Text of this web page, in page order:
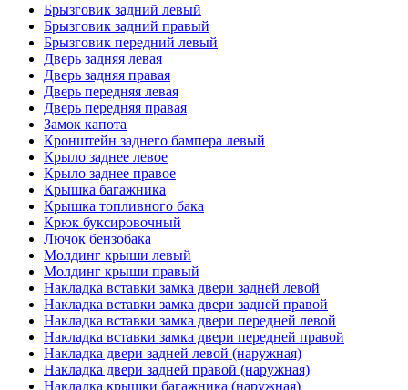
Брызговик задний левый
Брызговик задний правый
Брызговик передний левый
Дверь задняя левая
Дверь задняя правая
Дверь передняя левая
Дверь передняя правая
Замок капота
Кронштейн заднего бампера левый
Крыло заднее левое
Крыло заднее правое
Крышка багажника
Крышка топливного бака
Крюк буксировочный
Лючок бензобака
Молдинг крыши левый
Молдинг крыши правый
Накладка вставки замка двери задней левой
Накладка вставки замка двери задней правой
Накладка вставки замка двери передней левой
Накладка вставки замка двери передней правой
Накладка двери задней левой (наружная)
Накладка двери задней правой (наружная)
Накладка крышки багажника (наружная)